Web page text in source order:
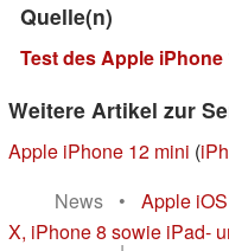
Quelle(n)
Test des Apple iPhone
Weitere Artikel zur
Apple iPhone 12 mini (
News
•
Apple
X, iPhone 8 sowie iPad-